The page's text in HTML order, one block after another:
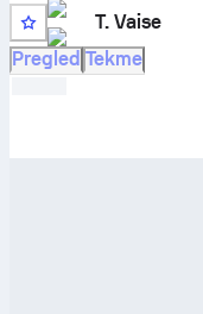
T. Vaise
Pregled Tekme